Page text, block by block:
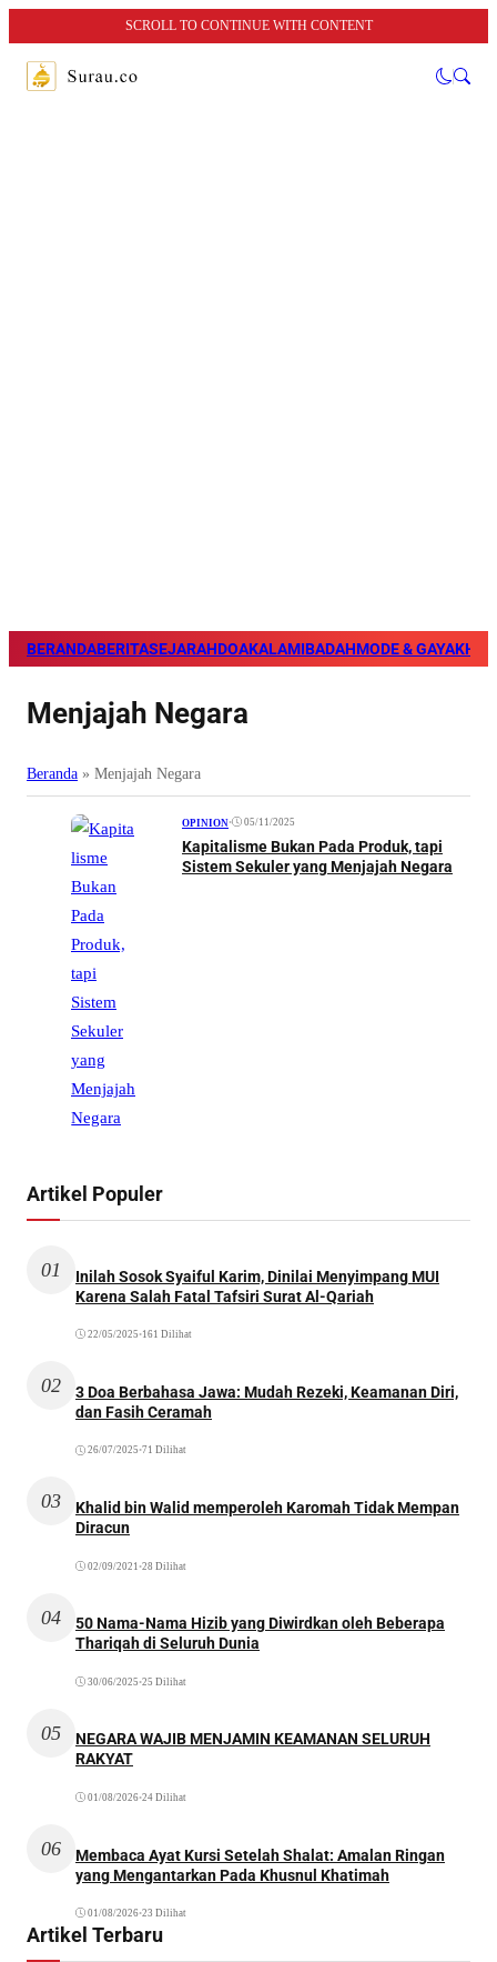
SCROLL TO CONTINUE WITH CONTENT
BERANDABERITASEJARAHDOAKALAMIBADAHMODE & GAYA
Menjajah Negara
Beranda » Menjajah Negara
OPINION• 05/11/2025
Kapitalisme Bukan Pada Produk, tapi
Sistem Sekuler yang Menjajah Negara
Artikel Populer
01
Inilah Sosok Syaiful Karim, Dinilai Menyimpang MUI
Karena Salah Fatal Tafsiri Surat Al-Qariah
22/05/2025 •161 Dilihat
02
3 Doa Berbahasa Jawa: Mudah Rezeki, Keamanan Diri,
dan Fasih Ceramah
26/07/2025 •71 Dilihat
03
Khalid bin Walid memperoleh Karomah Tidak Mempan
Diracun
02/09/2021 •28 Dilihat
04
50 Nama-Nama Hizib yang Diwirdkan oleh Beberapa
Thariqah di Seluruh Dunia
30/06/2025 •25 Dilihat
05
NEGARA WAJIB MENJAMIN KEAMANAN SELURUH
RAKYAT
01/08/2026•24 Dilihat
06
Membaca Ayat Kursi Setelah Shalat: Amalan Ringan
yang Mengantarkan Pada Khusnul Khatimah
01/08/2026•23 Dilihat
Artikel Terbaru